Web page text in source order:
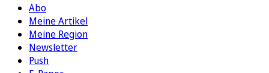
Abo
Meine Artikel
Meine Region
Newsletter
Push